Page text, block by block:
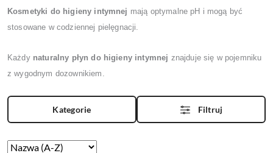
Kosmetyki do higieny intymnej mają optymalne pH i mogą być
stosowane w codziennej pielęgnacji.
Każdy naturalny płyn do higieny intymnej znajduje się w pojemniku
z wygodnym dozownikiem.
Kategorie Filtruj
Zastosowano
Sortuj